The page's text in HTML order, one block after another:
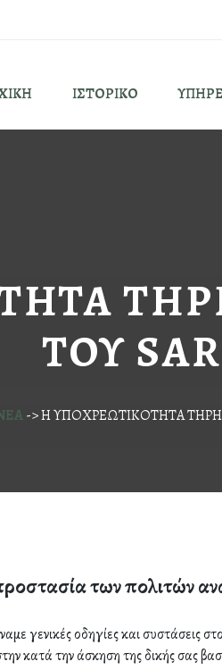
ΙΣΤΟΡΙΚΟ
ΤΟΥ
->Η ΥΠΟΧΡΕΩΤΙΚΟΤΗΤΑ
των πολιτών
γενικές οδηγίες και συστάσεις
την άσκηση της δικής σας